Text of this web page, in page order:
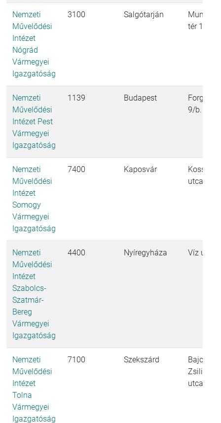
Nemzeti
Művelődési
Intézet
Nógrád
Vármegyei
Igazgatóság
3100 Salgótarján
tér 1.
Nemzeti
Művelődési
Intézet Pest
Vármegyei
Igazgatóság
1139 Budapest
Forgách
9/b.
Nemzeti
Művelődési
Intézet
Somogy
Vármegyei
Igazgatóság
7400 Kaposvár
Kossuth
utca 1-9.
Nemzeti
Művelődési
Intézet
Szabolcs-
Szatmár-
Bereg
Vármegyei
Igazgatóság
4400 Nyíregyháza Víz utca
Nemzeti
Művelődési
Intézet
Tolna
Vármegyei
Igazgatóság
7100 Szekszárd
Bajcsy-
utca 7.